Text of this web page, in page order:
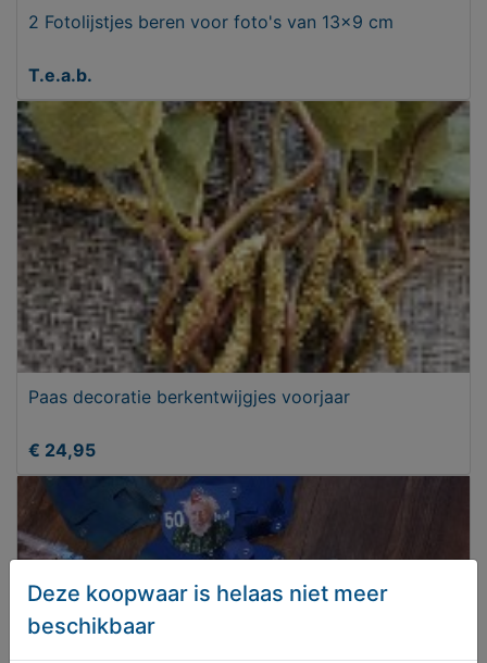
2 Fotolijstjes beren voor foto's van 13x9 cm
T.e.a.b.
Paas decoratie berkentwijgjes voorjaar
€ 24,95
Deze koopwaar is helaas niet meer
beschikbaar